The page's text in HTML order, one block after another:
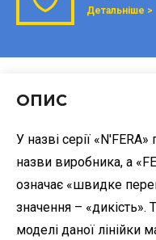
Детальніше >
ОПИС
У назві серії
назви виробника, а
означає «швидке
значення –
моделі даної лінійки